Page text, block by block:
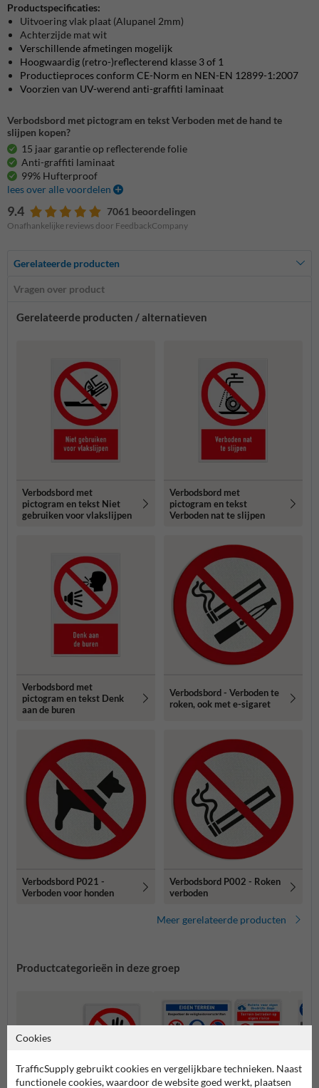
Productspecificaties:
Uitvoering vlak plaat (Alupanel 2mm)
Achterzijde mat wit
Verschillende afmetingen mogelijk
Hoogwaardig (retro-)reflecterend klasse 3 of 1
Productieproces conform CE-Norm en NEN-EN 12899-1:2007
Voorzien van UV-werend anti-graffiti laminaat
Verbodsbord met pictogram en tekst Verboden met de hand te
slijpen kopen?
15 jaar garantie op reflecterende folie
Anti-graffiti laminaat
99% Hufterproof
lees over alle voordelen
9.4 7061 beoordelingen
Onafhankelijke reviews door FeedbackCompany
Gerelateerde producten
Vragen over product
Gerelateerde producten / alternatieven
Verbodsbord met
pictogram en tekst Niet
gebruiken voor vlakslijpen
Verbodsbord met
pictogram en tekst
Verboden nat te slijpen
Verbodsbord met
pictogram en tekst Denk
aan de buren
Verbodsbord - Verboden te
roken, ook met e-sigaret
Verbodsbord P021 -
Verboden voor honden
Verbodsbord P002 - Roken
verboden
Meer gerelateerde producten
Productcategorieën in deze groep
Cookies
TrafficSupply gebruikt cookies en vergelijkbare technieken. Naast
functionele cookies, waardoor de website goed werkt, plaatsen